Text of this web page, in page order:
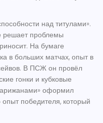
над титулами».
решает проблемы
На бумаге
в больших матчах, опыт в
В ПСЖ он провёл
гонки и кубковые
оформил
победителя, который